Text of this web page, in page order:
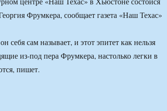
Фрумкера, сообщает газета «Наш Техас»
себя сам называет, и этот эпитет как нельзя
из-под пера Фрумкера, настолько легки в
пишет.